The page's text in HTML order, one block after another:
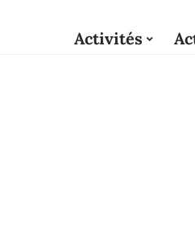
Activités